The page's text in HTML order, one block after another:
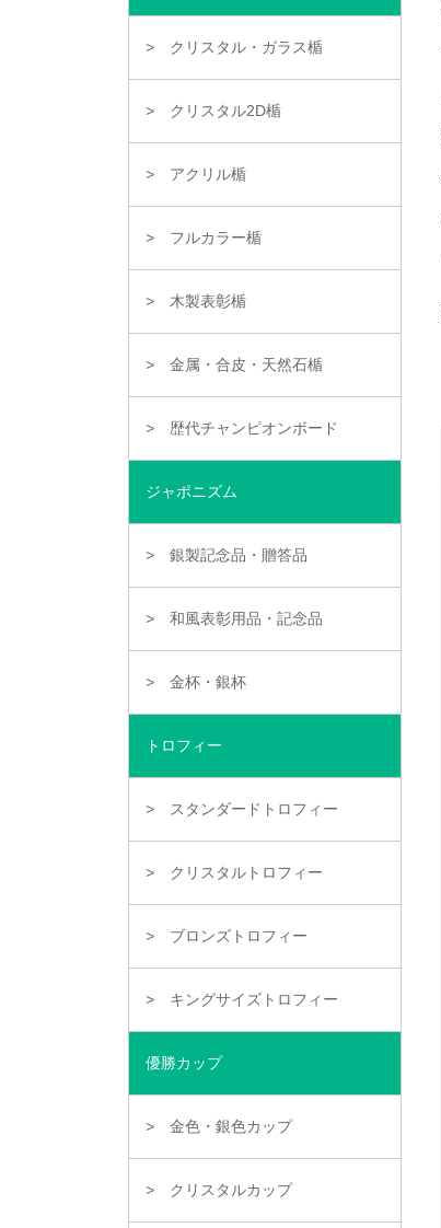
クリスタル・ガラス楯
クリスタル2D楯
アクリル楯
フルカラー楯
木製表彰楯
金属・合皮・天然石楯
歴代チャンピオンボード
ジャポニズム
銀製記念品・贈答品
和風表彰用品・記念品
金杯・銀杯
トロフィー
スタンダードトロフィー
クリスタルトロフィー
ブロンズトロフィー
キングサイズトロフィー
優勝カップ
金色・銀色カップ
クリスタルカップ